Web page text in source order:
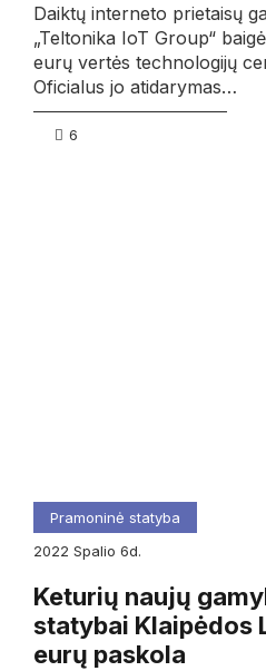
Daiktų interneto prietaisų
„Teltonika IoT Group“
eurų vertės technologijų
Oficialus jo atidarymas…
6
Pramoninė statyba
2022
spalio 6d.
Keturių naujų
statybai Klaipėdos
eurų paskola